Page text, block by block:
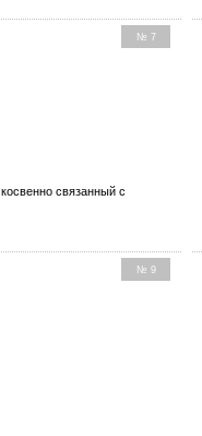
№ 7
, косвенно связанный с
№ 9